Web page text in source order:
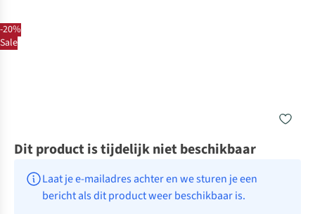
-20%
Sale
Dit product is tijdelijk niet beschikbaar
Laat je e-mailadres achter en we sturen je een
bericht als dit product weer beschikbaar is.